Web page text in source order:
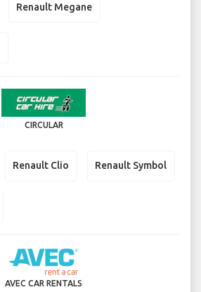
Renault Megane
CIRCULAR
Renault Clio Renault Symbol
AVEC CAR RENTALS